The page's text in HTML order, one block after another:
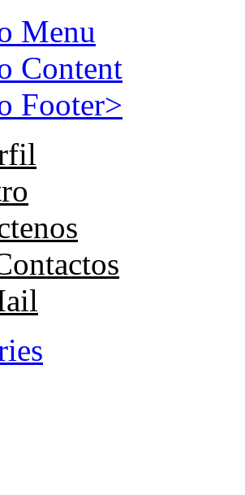
Menu
Content
Footer>